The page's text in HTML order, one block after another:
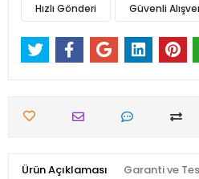
Hızlı Gönderi Güvenli
Ürün Açıklaması Garanti ve